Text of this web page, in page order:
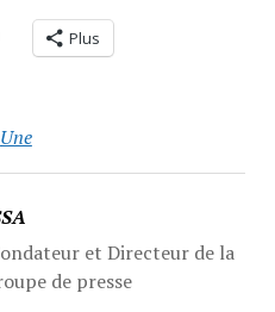
Plus
Une
et Directeur de la
de presse